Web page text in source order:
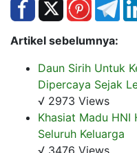
Artikel sebelumnya:
Daun Sirih Untuk
Dipercaya Sejak
√ 2973 Views
Khasiat Madu HNI
Seluruh Keluarga
√ 3476 Views